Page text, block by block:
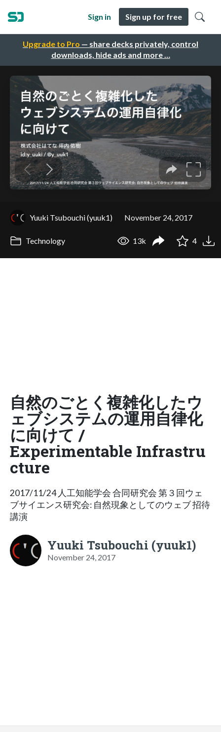
Upgrade to Pro — share decks privately, control
downloads, hide ads and more …
Sign in Sign up for free
Yuuki Tsubouchi (yuuk1) November 24, 2017
Technology 13k 4
自然のごとく複雑化したウ
ェブシステムの運用自律化
に向けて /
Experimentable Infrastru
cture
2017/11/24 人工知能学会 合同研究会 第３回ウェ
ブサイエンス研究会: 自然現象としてのウェブ 招待
講演
Yuuki Tsubouchi (yuuk1)
November 24, 2017